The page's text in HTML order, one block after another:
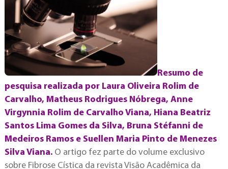
Resumo de
pesquisa realizada por Laura Oliveira Rolim de
Carvalho, Matheus Rodrigues Nóbrega, Anne
Virgynnia Rolim de Carvalho Viana, Hiana Beatriz
Santos Lima Gomes da Silva, Bruna Stéfanni de
Medeiros Ramos e Suellen Maria Pinto de Menezes
Silva Viana. O artigo fez parte do volume exclusivo
sobre Fibrose Cística da revista Visão Acadêmica da